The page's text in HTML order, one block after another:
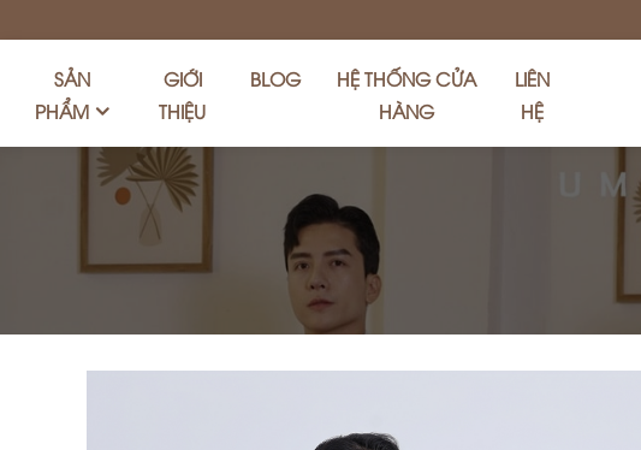
SẢN
PHẨM
GIỚI
THIỆU
BLOG
HỆ THỐNG CỬA
HÀNG
LIÊN
HỆ